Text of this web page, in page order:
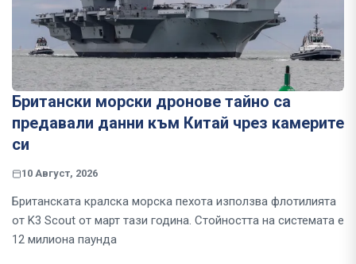
Британски морски дронове тайно са
предавали данни към Китай чрез камерите
си
10 Август, 2026
Британската кралска морска пехота използва флотилията
от K3 Scout от март тази година. Стойността на системата е
12 милиона паунда